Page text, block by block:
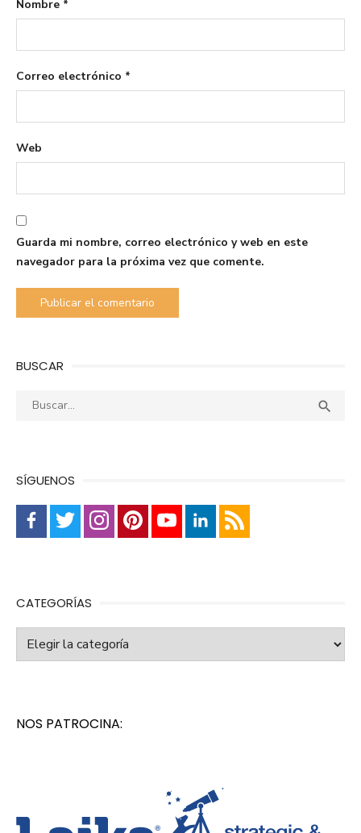
Nombre *
Correo electrónico *
Web
Guarda mi nombre, correo electrónico y web en este
navegador para la próxima vez que comente.
BUSCAR
Buscar: 
SÍGUENOS
CATEGORÍAS
Categorías
NOS PATROCINA: